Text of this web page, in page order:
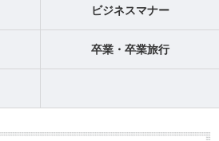
ビジネスマナー
卒業・卒業旅行